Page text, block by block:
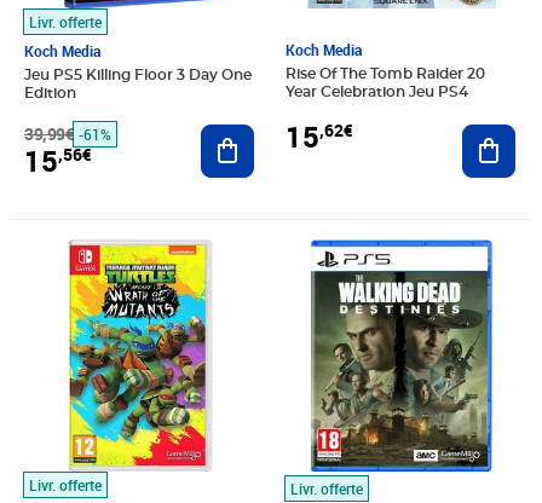
Livr. offerte
Koch Media
Jeu PS5 Killing Floor 3 Day One
Edition
39,99€ -61%
15,56€
Ajouter au panier
Koch Media
Rise Of The Tomb Raider 20
Year Celebration Jeu PS4
15,62€
Livr. offerte
Prix 15,81€
Livr. offerte
Prix 16,30€